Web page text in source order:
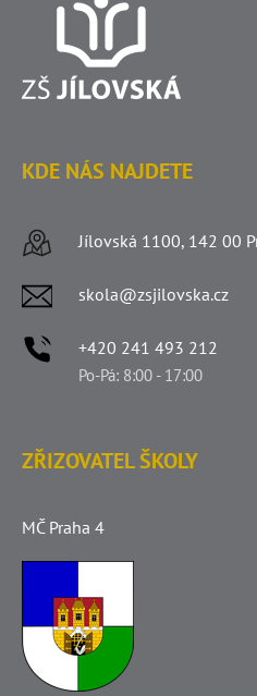
KDE NÁS NAJDETE
Jílovská 1100, 142 00
skola@zsjilovska.cz
+420 241 493 212
Po-Pá: 8:00 - 17:00
ZŘIZOVATEL ŠKOLY
MČ Praha 4